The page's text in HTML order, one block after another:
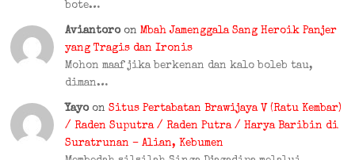
bote…
Aviantoro on Mbah Jamenggala Sang Heroik Panjer
yang Tragis dan Ironis
Mohon maaf jika berkenan dan kalo boleb tau,
diman…
Yayo on Situs Pertabatan Brawijaya V (Ratu Kembar)
/ Raden Suputra / Raden Putra / Harya Baribin di
Suratrunan – Alian, Kebumen